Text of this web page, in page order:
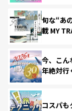
旬な“あ
載 MY
今、こん
年絶対行
コスパ